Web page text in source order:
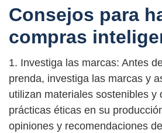
Consejos para
compras
1. Investiga las marcas: Antes
prenda, investiga las marcas y
utilizan materiales sostenibles y
prácticas éticas en su
opiniones y recomendaciones